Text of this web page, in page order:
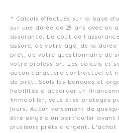
* Calculs effectués sur la base
sur une durée de 25 ans avec un
assurance. Le coût de
assuré, de votre âge, de la
prêt, de votre questionnaire de
votre profession. Les calculs et
aucun caractère contractuel et
de prêt. Seuls les banques et
habilités à accorder un
immobilier, vous êtes protégés
jours. Aucun versement de
être exigé d'un particulier avant
plusieurs prêts d'argent.